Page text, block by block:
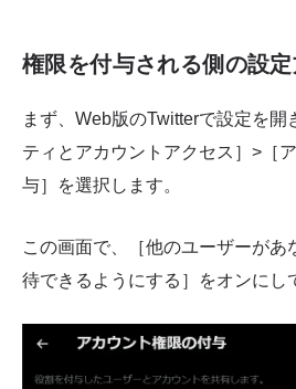
権限を付与される側の設
まず、Web版のTwitterで設定を開
ティとアカウントアクセス］>［
与］を選択します。
この画面で、［他のユーザーがあ
待できるようにする］をオンにし